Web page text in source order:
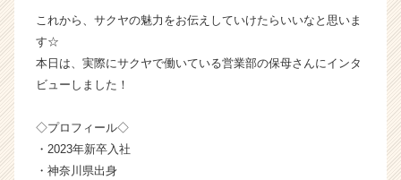
タ
ム
これから、サクヤの魅力をお伝えしていけたらいいなと思いま
す☆
本日は、実際にサクヤで働いている営業部の保母さんにインタ
ビューしました！
◇プロフィール◇
・2023年新卒入社
・神奈川県出身